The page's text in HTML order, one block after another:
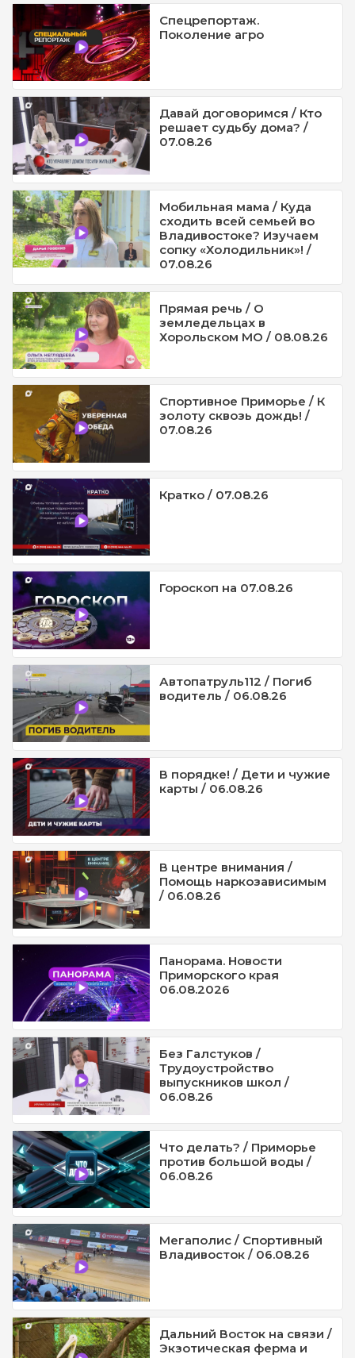
Спецрепортаж.
Поколение агро
Давай договоримся / Кто
решает судьбу дома? /
07.08.26
Мобильная мама / Куда
сходить всей семьей во
Владивостоке? Изучаем
сопку «Холодильник»! /
07.08.26
Прямая речь / О
земледельцах в
Хорольском МО / 08.08.26
Спортивное Приморье / К
золоту сквозь дождь! /
07.08.26
Кратко / 07.08.26
Гороскоп на 07.08.26
Автопатруль112 / Погиб
водитель / 06.08.26
В порядке! / Дети и чужие
карты / 06.08.26
В центре внимания /
Помощь наркозависимым
/ 06.08.26
Панорама. Новости
Приморского края
06.08.2026
Без Галстуков /
Трудоустройство
выпускников школ /
06.08.26
Что делать? / Приморье
против большой воды /
06.08.26
Мегаполис / Спортивный
Владивосток / 06.08.26
Дальний Восток на связи /
Экзотическая ферма и